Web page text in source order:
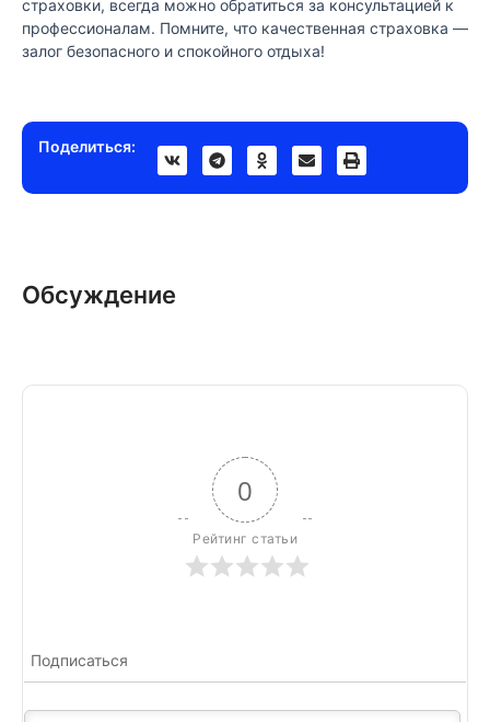
страховки, всегда можно обратиться за консультацией к
профессионалам. Помните, что качественная страховка —
залог безопасного и спокойного отдыха!
Поделиться:
Обсуждение
0
Рейтинг статьи
Подписаться